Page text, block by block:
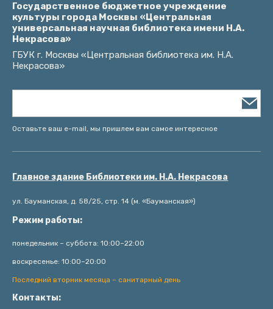
Государственное бюджетное учреждение
культуры города Москвы «Центральная
универсальная научная библиотека имени Н.А.
Некрасова»
ГБУК г. Москвы «Центральная библиотека им. Н.А.
Некрасова»
Оставьте ваш e-mail, мы пришлем вам самое интересное
Главное здание Библиотеки им. Н.А. Некрасова
ул. Бауманская, д. 58/25, стр. 14 (м. «Бауманская»)
Режим работы:
понедельник – суббота: 10:00–22:00
воскресенье: 10:00–20:00
Последний вторник месяца – санитарный день
Контакты: